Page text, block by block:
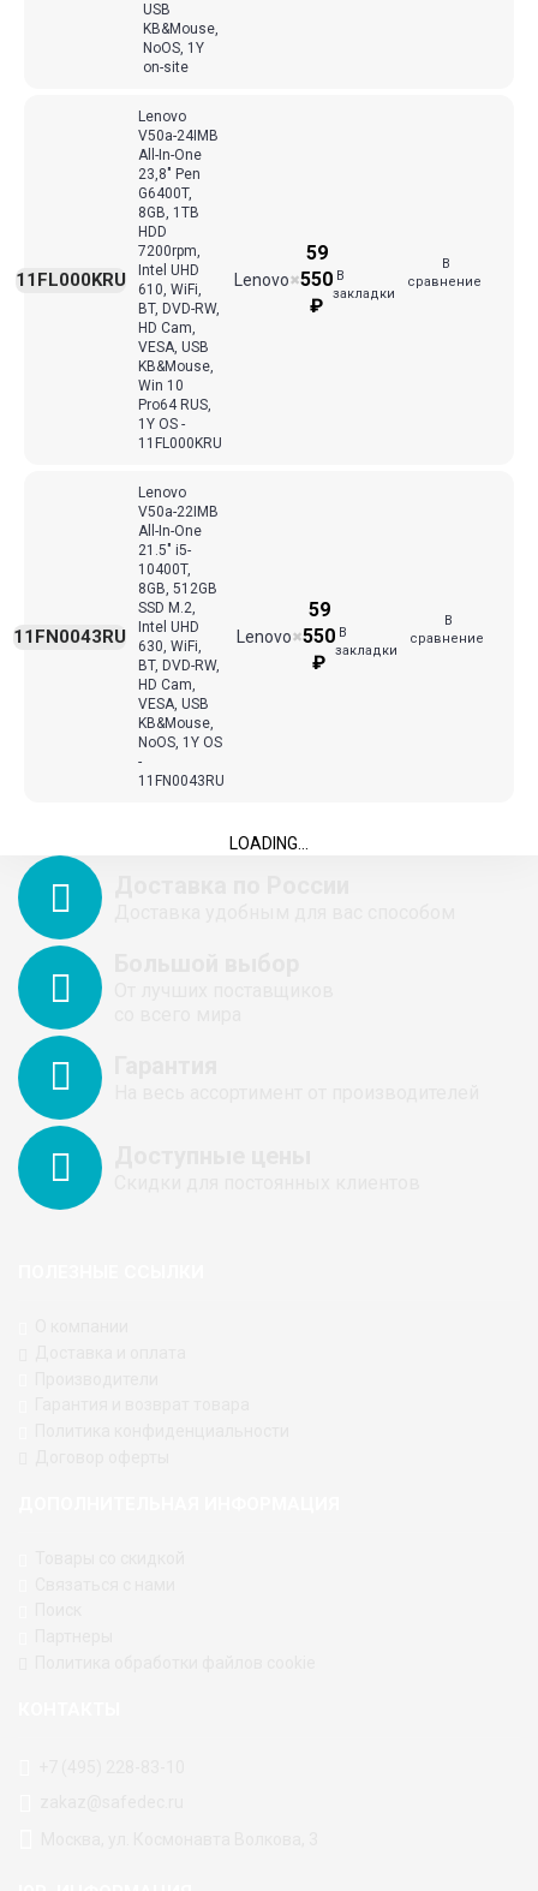
USB
KB&Mouse,
NoOS, 1Y
on-site
Lenovo
V50a-24IMB
All-In-One
23,8" Pen
G6400T,
8GB, 1TB
HDD
7200rpm,
Intel UHD
610, WiFi,
BT, DVD-RW,
HD Cam,
VESA, USB
KB&Mouse,
Win 10
Pro64 RUS,
1Y OS -
11FL000KRU
Lenovo
11FL000KRU ✖
59
550
₽
В
закладки
В
сравнение
Lenovo
V50a-22IMB
All-In-One
21.5" i5-
10400T,
8GB, 512GB
SSD M.2,
Intel UHD
630, WiFi,
BT, DVD-RW,
HD Cam,
VESA, USB
KB&Mouse,
NoOS, 1Y OS
-
11FN0043RU
Lenovo
11FN0043RU ✖
59
550
₽
В
закладки
В
сравнение
LOADING...